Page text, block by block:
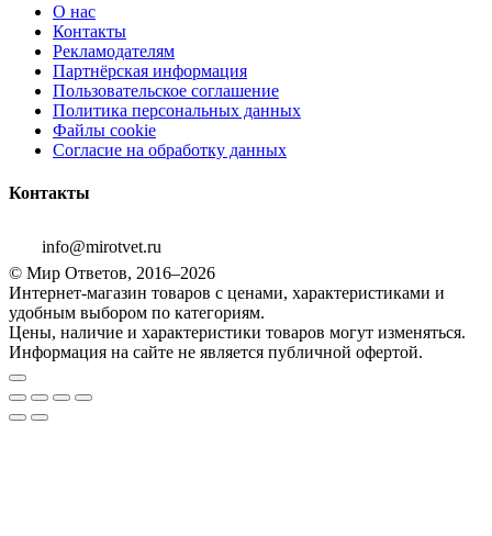
О нас
Контакты
Рекламодателям
Партнёрская информация
Пользовательское соглашение
Политика персональных данных
Файлы cookie
Согласие на обработку данных
Контакты
info@mirotvet.ru
© Мир Ответов, 2016–2026
Интернет-магазин товаров с ценами, характеристиками и
удобным выбором по категориям.
Цены, наличие и характеристики товаров могут изменяться.
Информация на сайте не является публичной офертой.